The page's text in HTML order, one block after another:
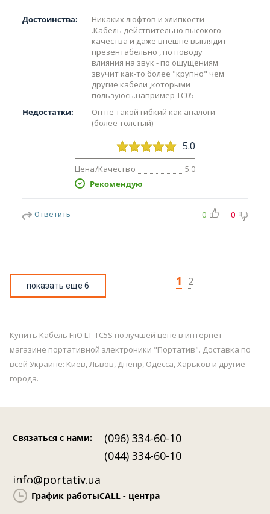
Достоинства:
Никаких люфтов и хлипкости
.Кабель действительно высокого
качества и даже внешне выглядит
презентабельно , по поводу
влияния на звук - по ощущениям
звучит как-то более "крупно" чем
другие кабели ,которыми
пользуюсь.например TC05
Недостатки:
Он не такой гибкий как аналоги
(более толстый)
5.0
Цена/Качество 5.0
Рекомендую
Ответить 0 0
показать еще 6 1 2
Купить Кабель FiiO LT-TC5S по лучшей цене в интернет-
магазине портативной электроники "Портатив". Доставка по
всей Украине: Киев, Львов, Днепр, Одесса, Харьков и другие
города.
Связаться с нами:
(096) 334-60-10
(044) 334-60-10
info@portativ.ua
График работыCALL - центра